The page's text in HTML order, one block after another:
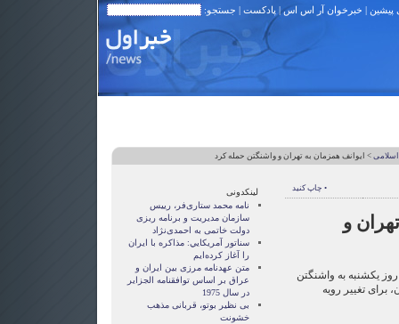
پیشین | خبرخوان آر اس اس| پادکست | جستجو:
> ایوانف همزمان به تهران و واشنگتن حمله کرد
• چاپ کنید
و
یکشنبه به واشنگتن
برای تغییر رویه
لینکدونی
نامه محمد ستاری‌فر، رییس
سازمان مدیریت و برنامه ریزی
دولت خاتمی به احمدی‌نژاد
سناتور آمريکايي: مذاکره با ايران
را آغاز کرده‌ايم
متن عهدنامه مرزى بين ايران و
عراق بر اساس توافقنامه الجزاير
در سال 1975
بی نظیر بوتو، قربانی مذهب
خشونت